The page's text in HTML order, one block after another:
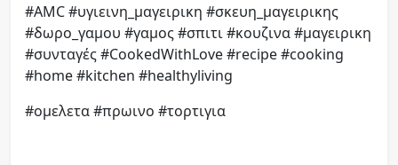
#AMC#υγιεινη_μαγειρικη #σκευη_μαγειρικης
#δωρο_γαμου #γαμος#σπιτι#κουζινα#μαγειρικη
#συνταγές#CookedWithLove#recipe#cooking
#home#kitchen #healthyliving
#ομελετα#πρωινο #τορτιγια